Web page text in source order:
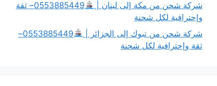
شركة شحن من مكة إلى لبنان |
0553885449– ثقة
وإحترافية لكل شحنة
شركة شحن من تبوك إلى الجزائر |
0553885449–
ثقة وإحترافية لكل شحنة